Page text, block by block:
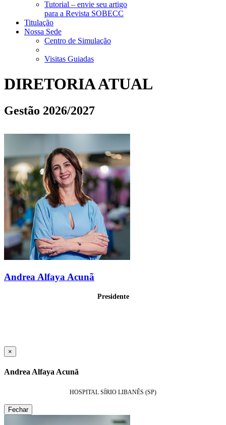
Tutorial – envie seu artigo
para a Revista SOBECC
Titulação
Nossa Sede
Centro de Simulação
Visitas Guiadas
DIRETORIA ATUAL
Gestão 2026/2027
Andrea Alfaya Acunã
Presidente
×
Andrea Alfaya Acunã
HOSPITAL SÍRIO LIBANÊS (SP)
Fechar